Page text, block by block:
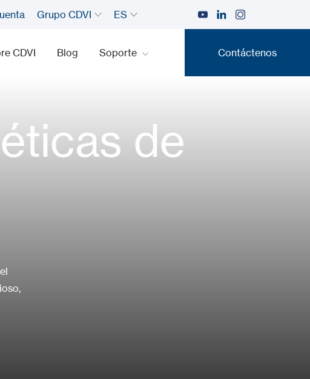
Grupo CDVI ES
CDVI Blog Soporte Contáctenos
de